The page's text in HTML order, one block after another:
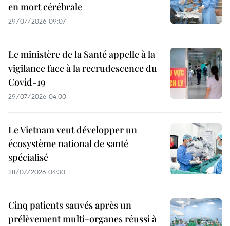
en mort cérébrale
29/07/2026 09:07
Le ministère de la Santé appelle à la
vigilance face à la recrudescence du
Covid-19
29/07/2026 04:00
Le Vietnam veut développer un
écosystème national de santé
spécialisé
28/07/2026 04:30
Cinq patients sauvés après un
prélèvement multi-organes réussi à